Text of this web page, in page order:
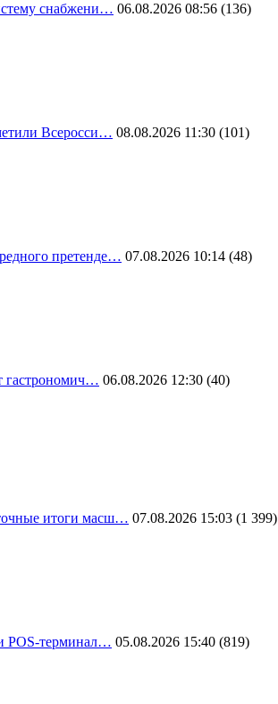
снабжени… 06.08.2026 08:56 (136)
Всеросси… 08.08.2026 11:30 (101)
претенде… 07.08.2026 10:14 (48)
гастрономич… 06.08.2026 12:30 (40)
итоги масш… 07.08.2026 15:03 (1 399)
POS-терминал… 05.08.2026 15:40 (819)